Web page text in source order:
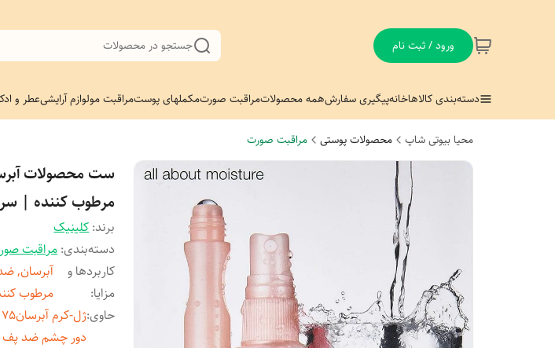
ورود / ثبت نام جستجو در محصولات
دسته‌بندی کالاهاخانهپیگیری سفارشهمه محصولاتمراقبت صورتمکملهای پوستمراقبت مولوازم آرایشیعطر و
محیا بیوتی شاپ محصولات پوستی مراقبت صورت
ست محصولات
مرطوب کننده |
برند:کلینیک
دسته‌بندی:مراقبت
کاربردها و
مزایا:
آبرسان,
مرطوب
حاوی:
دور چشم ضد پف 15 میل